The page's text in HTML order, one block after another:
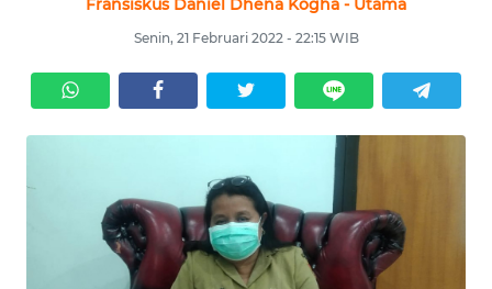
Fransiskus Daniel Dhena Kogha - Utama
Senin, 21 Februari 2022 - 22:15 WIB
SERBI
LABUAN